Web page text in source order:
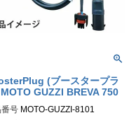
(ブースタープラ
GUZZI BREVA 750
号 MOTO-GUZZI-8101